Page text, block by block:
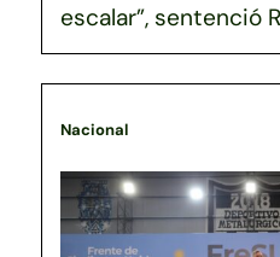
escalar”, sentenció
Nacional